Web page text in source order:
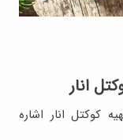
انار
کوکتل انار اشاره